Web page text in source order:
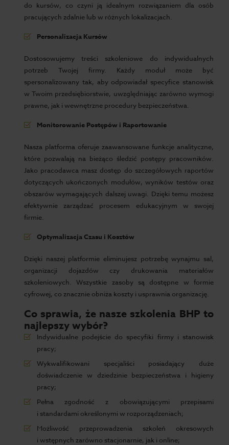
do kursów, co czyni ją idealnym rozwiązaniem dla osób
pracujących zdalnie lub w różnych lokalizacjach.
Personalizacja Kursów
Dostosowujemy treści szkoleniowe do indywidualnych
potrzeb Twojej firmy. Każdy moduł może być
spersonalizowany tak, aby odpowiadał specyfice stanowisk
w Twoim przedsiębiorstwie, uwzględniając zarówno wymogi
prawne, jak i wewnętrzne procedury bezpieczeństwa.
Monitorowanie Postępów i Raportowanie
Nasza platforma oferuje zaawansowane funkcje analityczne,
które pozwalają na bieżąco śledzić postępy pracowników.
Jako pracodawca masz dostęp do szczegółowych raportów
dotyczących ukończonych modułów, wyników testów oraz
obszarów wymagających dalszej uwagi. Dzięki temu możesz
efektywnie zarządzać procesem edukacyjnym w swojej
firmie.
Optymalizacja Czasu i Kosztów
Dzięki naszej platformie eliminujesz potrzebę wynajmu sal,
organizacji dojazdów czy drukowania materiałów
szkoleniowych. Wszystkie zasoby są dostępne w formie
cyfrowej, co znacznie obniża koszty i usprawnia organizację.
Co sprawia, że nasze szkolenia BHP to
najlepszy wybór?
Indywidualne podejście do specyfiki firmy i stanowisk
pracy;
Wykwalifikowani specjaliści posiadający duże
doświadczenie w dziedzinie bezpieczeństwa i higieny
pracy;
Pełna zgodność z obowiązującymi przepisami
i standardami określonymi w rozporządzeniach;
Możliwość przeprowadzenia szkoleń okresowych
i wstępnych zarówno stacjonarnie, jak i online;